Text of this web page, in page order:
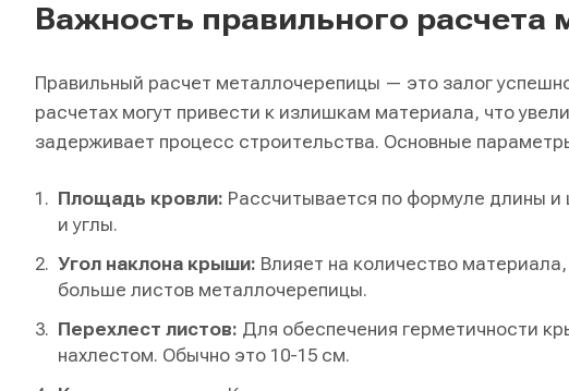
Важность правильного расчета
Правильный расчет металлочерепицы — это залог
расчетах могут привести к излишкам материала, что
задерживает процесс строительства. Основные
Площадь кровли: Рассчитывается по формуле длины
и углы.
Угол наклона крыши: Влияет на количество
больше листов металлочерепицы.
Перехлест листов: Для обеспечения герметичности
нахлестом. Обычно это 10-15 см.